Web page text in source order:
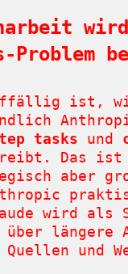
Problem
ist,
tasks und
Das ist
aber
wird als
über längere
und